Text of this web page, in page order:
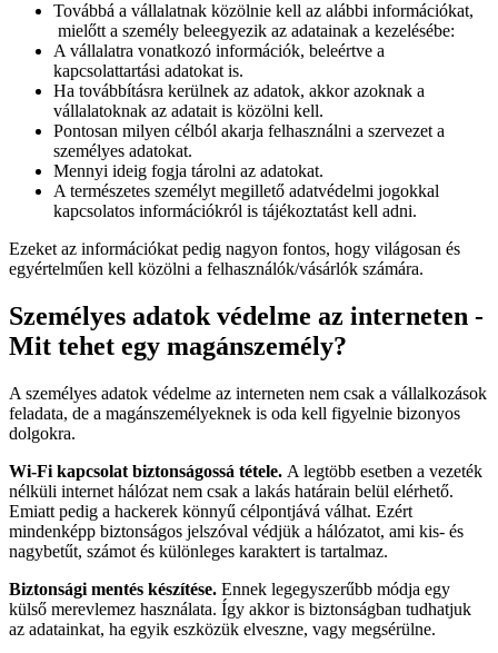
Továbbá a vállalatnak közölnie kell az alábbi információkat,
mielőtt a személy beleegyezik az adatainak a kezelésébe:
A vállalatra vonatkozó információk, beleértve a
kapcsolattartási adatokat is.
Ha továbbításra kerülnek az adatok, akkor azoknak a
vállalatoknak az adatait is közölni kell.
Pontosan milyen célból akarja felhasználni a szervezet a
személyes adatokat.
Mennyi ideig fogja tárolni az adatokat.
A természetes személyt megillető adatvédelmi jogokkal
kapcsolatos információkról is tájékoztatást kell adni.
Ezeket az információkat pedig nagyon fontos, hogy világosan és
egyértelműen kell közölni a felhasználók/vásárlók számára.
Személyes adatok védelme az interneten -
Mit tehet egy magánszemély?
A személyes adatok védelme az interneten nem csak a vállalkozások
feladata, de a magánszemélyeknek is oda kell figyelnie bizonyos
dolgokra.
Wi-Fi kapcsolat biztonságossá tétele. A legtöbb esetben a vezeték
nélküli internet hálózat nem csak a lakás határain belül elérhető.
Emiatt pedig a hackerek könnyű célpontjává válhat. Ezért
mindenképp biztonságos jelszóval védjük a hálózatot, ami kis- és
nagybetűt, számot és különleges karaktert is tartalmaz.
Biztonsági mentés készítése. Ennek legegyszerűbb módja egy
külső merevlemez használata. Így akkor is biztonságban tudhatjuk
az adatainkat, ha egyik eszközük elveszne, vagy megsérülne.